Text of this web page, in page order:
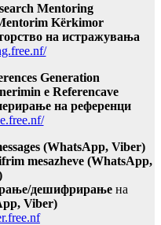
Mentoring
Kërkimor
на истражувања
Generation
e Referencave
на референци
(WhatsApp, Viber)
mesazheve (WhatsApp,
дешифрирањена
Viber)